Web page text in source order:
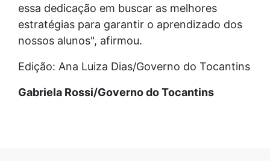
essa dedicação em buscar as melhores
estratégias para garantir o aprendizado dos
nossos alunos", afirmou.
Edição: Ana Luiza Dias/Governo do Tocantins
Gabriela Rossi/Governo do Tocantins